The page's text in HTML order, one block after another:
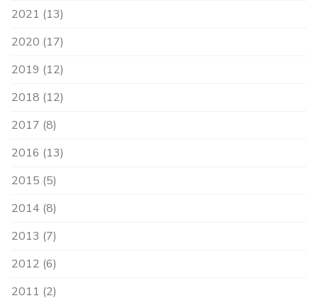
2021 (13)
2020 (17)
2019 (12)
2018 (12)
2017 (8)
2016 (13)
2015 (5)
2014 (8)
2013 (7)
2012 (6)
2011 (2)